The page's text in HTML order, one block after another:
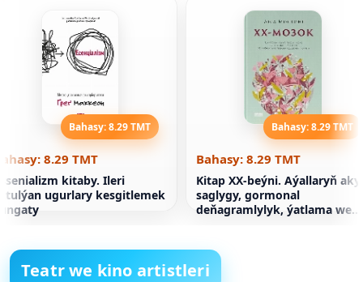
Bahasy: 8.29 TMT
8.29 TMT
kitaby. Ileri
ugurlary kesgitlemek
Bahasy: 8.29 TMT
Bahasy: 8.29 TMT
Kitap XX-beýni. Aýallaryň akyl
saglygy, gormonal
deňagramlylyk, ýatlama we
Teatr we kino artistleri